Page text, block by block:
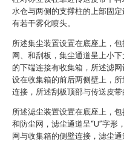
水仓与两侧的支撑柱的上部固
有若干雾化喷头。
所述集尘装置设置在底座上，
网、和刮板，集尘通道呈上小
的下端连接有收集箱，所述滤
设在收集箱的前后两侧壁上，
连接，所述刮板顶部与传送皮带
所述滤尘装置设置在底座上，
和防尘网，滤尘通道呈“U”字形
网与收集箱的侧壁连接，滤尘